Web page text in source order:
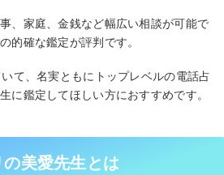
、家庭、金銭など幅広い相談が可能で
的確な鑑定が評判です。
て、名実ともにトップレベルの電話占
に鑑定してほしい方におすすめです。
美愛先生とは